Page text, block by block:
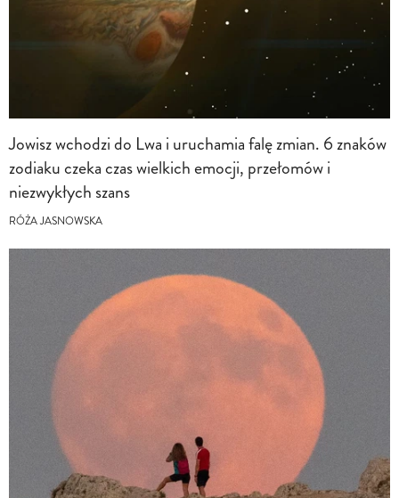
Jowisz wchodzi do Lwa i uruchamia falę zmian. 6 znaków
zodiaku czeka czas wielkich emocji, przełomów i
niezwykłych szans
RÓŻA JASNOWSKA